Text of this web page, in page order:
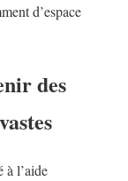
d’espace
des
à l’aide